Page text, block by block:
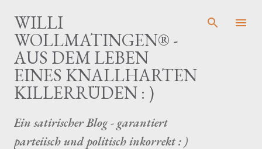
WILLI
WOLLMATINGEN® -
AUS DEM LEBEN
EINES KNALLHARTEN
KILLERRÜDEN : )
Ein satirischer Blog - garantiert
parteiisch und politisch inkorrekt : )